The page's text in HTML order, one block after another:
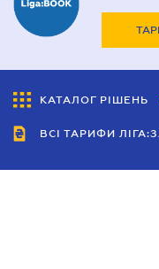
КАТАЛОГ РІШЕНЬ
ВСІ ТАРИФИ